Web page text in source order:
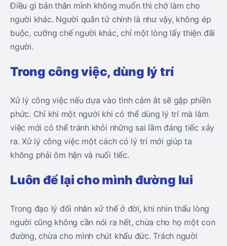
Điều gì bản thân mình không muốn thì chớ làm cho
người khác. Người quân tử chính là như vậy, không ép
buộc, cưỡng chế người khác, chỉ một lòng lấy thiện đãi
người.
Trong công việc, dùng lý trí
Xử lý công việc nếu dựa vào tình cảm ắt sẽ gặp phiền
phức. Chỉ khi một người khi có thể dùng lý trí mà làm
việc mới có thể tránh khỏi những sai lầm đáng tiếc xảy
ra. Xử lý công việc một cách có lý trí mới giúp ta
không phải ôm hận và nuối tiếc.
Luôn để lại cho mình đường lui
Trong đạo lý đối nhân xử thế ở đời, khi nhìn thấu lòng
người cũng không cần nói ra hết, chừa cho họ một con
đường, chừa cho mình chút khẩu đức. Trách người